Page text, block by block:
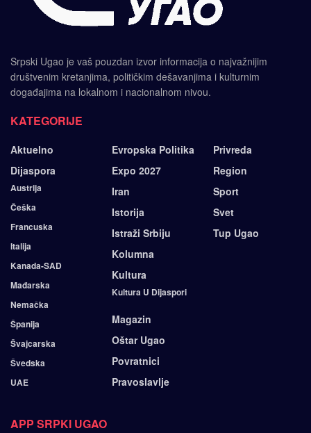
Srpski Ugao je vaš pouzdan izvor informacija o najvažnijim
društvenim kretanjima, političkim dešavanjima i kulturnim
događajima na lokalnom i nacionalnom nivou.
KATEGORIJE
Aktuelno
Dijaspora
Austrija
Češka
Francuska
Italija
Kanada-SAD
Mađarska
Nemačka
Španija
Švajcarska
Švedska
UAE
Evropska Politika
Expo 2027
Iran
Istorija
Istraži Srbiju
Kolumna
Kultura
Kultura U Dijaspori
Magazin
Oštar Ugao
Povratnici
Pravoslavlje
Privreda
Region
Sport
Svet
Tup Ugao
APP SRPKI UGAO